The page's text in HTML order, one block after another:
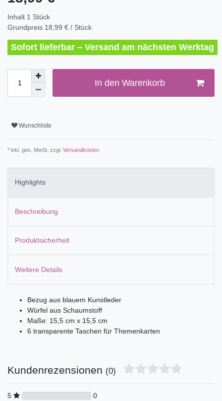
Inhalt 1 Stück
Grundpreis 18,99 € / Stück
Sofort lieferbar – Versand am nächsten Werktag
In den Warenkorb
Wunschliste
* inkl. ges. MwSt. zzgl. Versandkosten
Highlights
Beschreibung
Produktsicherheit
Weitere Details
Bezug aus blauem Kunstleder
Würfel aus Schaumstoff
Maße: 15,5 cm x 15,5 cm
6 transparente Taschen für Themenkarten
Kundenrezensionen (0)
5
0